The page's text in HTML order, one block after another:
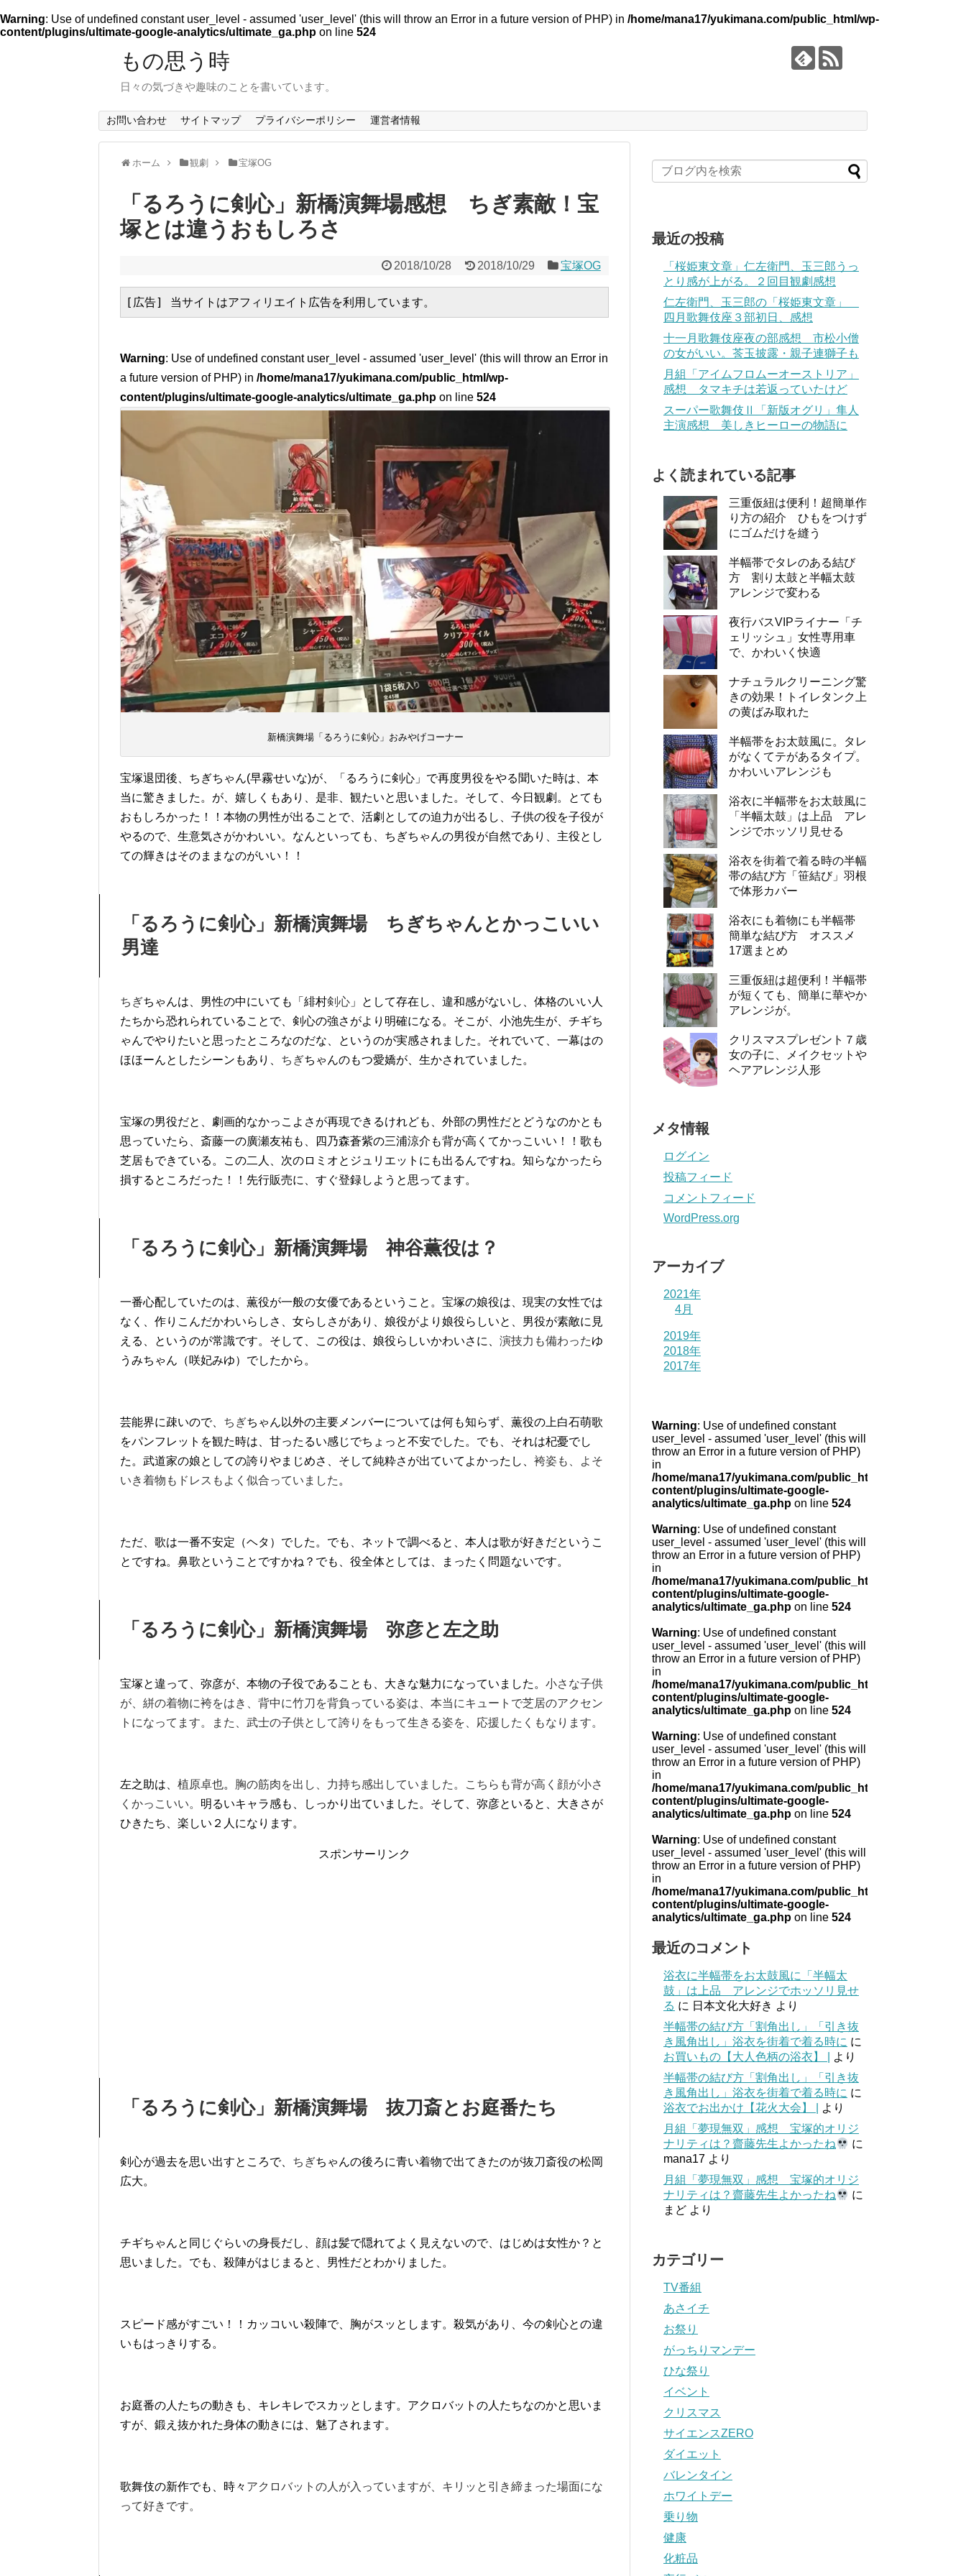
Warning: Use of undefined constant user_level - assumed 'user_level' (this will throw an Error in a future version of PHP) in /home/mana17/yukimana.com/public_html/wp-
content/plugins/ultimate-google-analytics/ultimate_ga.php on line 524
もの思う時
日々の気づきや趣味のことを書いています。
お問い合わせ サイトマップ プライバシーポリシー 運営者情報
ホーム 観劇 宝塚OG
「るろうに剣心」新橋演舞場感想 ちぎ素敵！宝
塚とは違うおもしろさ
2018/10/28 2018/10/29 宝塚OG
[広告] 当サイトはアフィリエイト広告を利用しています。
Warning: Use of undefined constant user_level - assumed 'user_level' (this will throw an Error in
a future version of PHP) in /home/mana17/yukimana.com/public_html/wp-
content/plugins/ultimate-google-analytics/ultimate_ga.php on line 524
新橋演舞場「るろうに剣心」おみやげコーナー
宝塚退団後、ちぎちゃん(早霧せいな)が、「るろうに剣心」で再度男役をやる聞いた時は、本
当に驚きました。が、嬉しくもあり、是非、観たいと思いました。そして、今日観劇。とても
おもしろかった！！本物の男性が出ることで、活劇としての迫力が出るし、子供の役を子役が
やるので、生意気さがかわいい。なんといっても、ちぎちゃんの男役が自然であり、主役とし
ての輝きはそのままなのがいい！！
「るろうに剣心」新橋演舞場 ちぎちゃんとかっこいい
男達
ちぎちゃんは、男性の中にいても「緋村剣心 」として存在し、違和感がないし、体格のいい人
たちから恐れられていることで、剣心の強さがより明確になる。そこが、小池先生が、チギち
ゃんでやりたいと思ったところなのだな、というのが実感されました。それでいて、一幕はの
ほほーんとしたシーンもあり、 ちぎちゃんのもつ愛嬌が、生かされていました。
宝塚の男役だと、劇画的なかっこよさが再現できるけれども、外部の男性だとどうなのかとも
思っていたら、斎藤一の廣瀬友祐も、四乃森蒼紫の三浦涼介も背が高くてかっこいい！！歌も
芝居もできている。この二人、次のロミオとジュリエットにも出るんですね。知らなかったら
損するところだった！！先行販売に、すぐ登録しようと思ってます。
「るろうに剣心」新橋演舞場 神谷薫役は？
一番心配していたのは、薫役が一般の女優であるということ。宝塚の娘役は、現実の女性では
なく、作りこんだかわいらしさ、女らしさがあり、娘役がより娘役らしいと、男役が素敵に見
える、というのが常識です。そして、この役は、娘役らしいかわいさに、 演技力も備わったゆ
うみちゃん（咲妃みゆ）でしたから。
芸能界に疎いので、 ちぎちゃん以外の主要メンバーについては何も知らず、薫役の上白石萌歌
をパンフレットを観た時は、甘ったるい感じでちょっと不安でした。でも、それは杞憂でし
た。武道家の娘としての誇りやまじめさ、そして純粋さが出ていてよかったし、 袴姿も、よそ
いき着物もドレスもよく似合っていました 。
ただ、歌は一番不安定（ヘタ）でした。でも、ネットで調べると、本人は歌が好きだというこ
とですね。鼻歌ということですかね？でも、役全体としては、まったく問題ないです。
「るろうに剣心」新橋演舞場 弥彦と左之助
宝塚と違って、弥彦が、本物の子役であることも、大きな魅力になっていました。 小さな子供
が、絣の着物に袴をはき、背中に竹刀を背負っている姿は、本当にキュートで芝居のアクセン
トになってます。また、武士の子供として誇りをもって生きる姿を、応援したくもなります。
左之助は、 植原卓也。
胸の筋肉を出し、力持ち感出していました。こちらも背が高く顔が小さ
くかっこいい。 明るいキャラ感も、しっかり出ていました。そして、弥彦といると、大きさが
ひきたち、楽しい２人になります。
スポンサーリンク
「るろうに剣心」新橋演舞場 抜刀斎とお庭番たち
剣心が過去を思い出すところで、 ちぎちゃんの後ろに青い着物で出てきたのが抜刀斎役の松岡
広大。
チギちゃんと同じぐらいの身長だし、顔は髪で隠れてよく見えないので、はじめは女性か？と
思いました。でも、殺陣がはじまると、男性だとわかりました。
スピード感がすごい！！カッコいい殺陣で、胸がスッとします。殺気があり、今の剣心との違
いもはっきりする。
お庭番の人たちの動きも、キレキレでスカッとします。アクロバットの人たちなのかと思いま
すが、鍛え抜かれた身体の動きには、魅了されます。
歌舞伎の新作でも、時々 アクロバットの人が入っていますが、キリッと引き締まった場面にな
って好きです。
最近の投稿
「桜姫東文章」仁左衛門、玉三郎うっ
とり感が上がる。２回目観劇感想
仁左衛門、玉三郎の「桜姫東文章」
四月歌舞伎座３部初日、感想
十一月歌舞伎座夜の部感想 市松小僧
の女がいい。莟玉披露・親子連獅子も
月組「アイムフロムーオーストリア」
感想 タマキチは若返っていたけど
スーパー歌舞伎Ⅱ「新版オグリ」隼人
主演感想 美しきヒーローの物語に
よく読まれている記事
三重仮紐は便利！超簡単作
り方の紹介 ひもをつけず
にゴムだけを縫う
半幅帯でタレのある結び
方 割り太鼓と半幅太鼓
アレンジで変わる
夜行バスVIPライナー「チ
ェリッシュ」女性専用車
で、かわいく快適
ナチュラルクリーニング驚
きの効果！トイレタンク上
の黄ばみ取れた
半幅帯をお太鼓風に。タレ
がなくてテがあるタイプ。
かわいいアレンジも
浴衣に半幅帯をお太鼓風に
「半幅太鼓」は上品 アレ
ンジでホッソリ見せる
浴衣を街着で着る時の半幅
帯の結び方「笹結び」羽根
で体形カバー
浴衣にも着物にも半幅帯
簡単な結び方 オススメ
17選まとめ
三重仮紐は超便利！半幅帯
が短くても、簡単に華やか
アレンジが。
クリスマスプレゼント７歳
女の子に、メイクセットや
ヘアアレンジ人形
メタ情報
ログイン
投稿フィード
コメントフィード
WordPress.org
アーカイブ
2021年
4月
2019年
2018年
2017年
Warning: Use of undefined constant
user_level - assumed 'user_level' (this will
throw an Error in a future version of PHP)
in
/home/mana17/yukimana.com/public_html/wp-
content/plugins/ultimate-google-
analytics/ultimate_ga.php on line 524
Warning: Use of undefined constant
user_level - assumed 'user_level' (this will
throw an Error in a future version of PHP)
in
/home/mana17/yukimana.com/public_html/wp-
content/plugins/ultimate-google-
analytics/ultimate_ga.php on line 524
Warning: Use of undefined constant
user_level - assumed 'user_level' (this will
throw an Error in a future version of PHP)
in
/home/mana17/yukimana.com/public_html/wp-
content/plugins/ultimate-google-
analytics/ultimate_ga.php on line 524
Warning: Use of undefined constant
user_level - assumed 'user_level' (this will
throw an Error in a future version of PHP)
in
/home/mana17/yukimana.com/public_html/wp-
content/plugins/ultimate-google-
analytics/ultimate_ga.php on line 524
Warning: Use of undefined constant
user_level - assumed 'user_level' (this will
throw an Error in a future version of PHP)
in
/home/mana17/yukimana.com/public_html/wp-
content/plugins/ultimate-google-
analytics/ultimate_ga.php on line 524
最近のコメント
浴衣に半幅帯をお太鼓風に「半幅太
鼓」は上品 アレンジでホッソリ見せ
る に 日本文化大好き より
半幅帯の結び方「割角出し」「引き抜
き風角出し」浴衣を街着で着る時に に
お買いもの【大人色柄の浴衣】 |
より
半幅帯の結び方「割角出し」「引き抜
き風角出し」浴衣を街着で着る時に に
浴衣でお出かけ【花火大会】 |
より
月組「夢現無双」感想 宝塚的オリジ
ナリティは？齋藤先生よかったね
に
mana17 より
月組「夢現無双」感想 宝塚的オリジ
ナリティは？齋藤先生よかったね
に
まど より
カテゴリー
TV番組
あさイチ
お祭り
がっちりマンデー
ひな祭り
イベント
クリスマス
サイエンスZERO
ダイエット
バレンタイン
ホワイトデー
乗り物
健康
化粧品